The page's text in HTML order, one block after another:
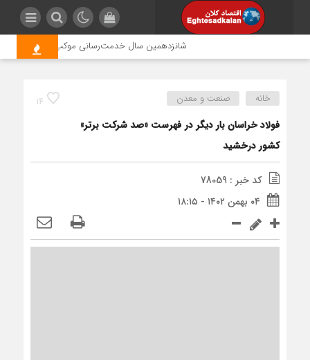
شانزدهمین سال خدمت‌رسانی موکب امام رضا (ع)
14 خانه صنعت و معدن
فولاد خراسان بار دیگر در فهرست «صد شرکت برتر»
کشور درخشید
کد خبر : 78059
۰۴ بهمن ۱۴۰۲ - ۱۸:۱۵